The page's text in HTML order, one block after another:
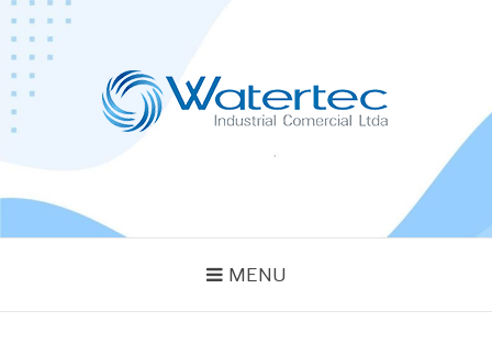
Pular
para
conteúdo
MENU